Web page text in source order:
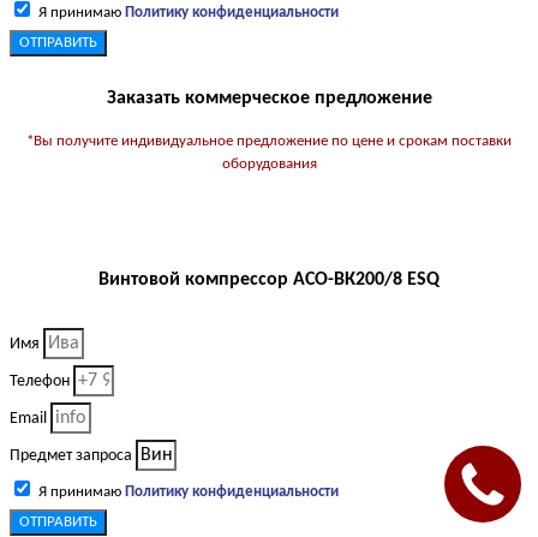
Я принимаю Политику конфиденциальности
ОТПРАВИТЬ
Заказать коммерческое предложение
*Вы получите индивидуальное предложение по цене и срокам поставки
оборудования
Винтовой компрессор АСО-ВК200/8 ESQ
Имя
Телефон
Email
Предмет запроса
Я принимаю Политику конфиденциальности
ОТПРАВИТЬ